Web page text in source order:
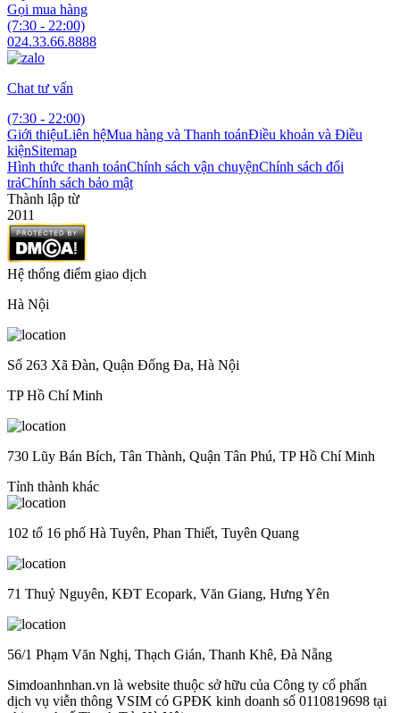
Gọi mua hàng
(7:30 - 22:00)
024.33.66.8888
Chat tư vấn
(7:30 - 22:00)
Giới thiệuLiên hệMua hàng và Thanh toánĐiều khoản và Điều
kiệnSitemap
Hình thức thanh toánChính sách vận chuyệnChính sách đổi
trảChính sách bảo mật
Thành lập từ
2011
Hệ thống điểm giao dịch
Hà Nội
Số 263 Xã Đàn, Quận Đống Đa, Hà Nội
TP Hồ Chí Minh
730 Lũy Bán Bích, Tân Thành, Quận Tân Phú, TP Hồ Chí Minh
Tỉnh thành khác
102 tổ 16 phố Hà Tuyên, Phan Thiết, Tuyên Quang
71 Thuỷ Nguyên, KĐT Ecopark, Văn Giang, Hưng Yên
56/1 Phạm Văn Nghị, Thạch Gián, Thanh Khê, Đà Nẵng
Simdoanhnhan.vn là website thuộc sở hữu của Công ty cổ phẩn
dịch vụ viễn thông VSIM có GPĐK kinh doanh số 0110819698 tại